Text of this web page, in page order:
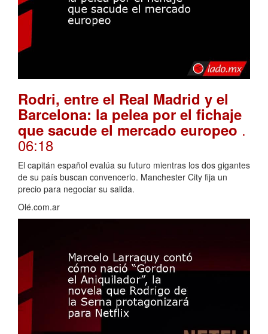
Rodri, entre el Real Madrid y el
Barcelona: la pelea por el fichaje
que sacude el mercado europeo .
06:18
El capitán español evalúa su futuro mientras los dos gigantes
de su país buscan convencerlo. Manchester City fija un
precio para negociar su salida.
Olé.com.ar